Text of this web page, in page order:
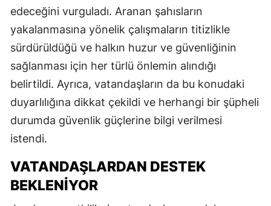
edeceğini vurguladı. Aranan şahısların
yakalanmasına yönelik çalışmaların titizlikle
sürdürüldüğü ve halkın huzur ve güvenliğinin
sağlanması için her türlü önlemin alındığı
belirtildi. Ayrıca, vatandaşların da bu konudaki
duyarlılığına dikkat çekildi ve herhangi bir şüpheli
durumda güvenlik güçlerine bilgi verilmesi
istendi.
VATANDAŞLARDAN DESTEK
BEKLENIYOR